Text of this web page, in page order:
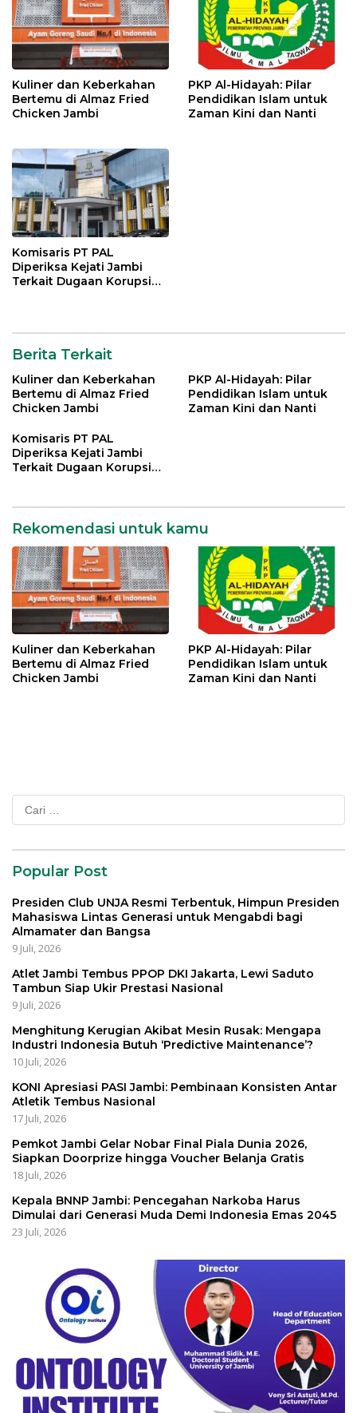
Kuliner dan Keberkahan
Bertemu di Almaz Fried
Chicken Jambi
PKP Al-Hidayah: Pilar
Pendidikan Islam untuk
Zaman Kini dan Nanti
Komisaris PT PAL
Diperiksa Kejati Jambi
Terkait Dugaan Korupsi
Berita Terkait
Kuliner dan Keberkahan
Bertemu di Almaz Fried
Chicken Jambi
PKP Al-Hidayah: Pilar
Pendidikan Islam untuk
Zaman Kini dan Nanti
Komisaris PT PAL
Diperiksa Kejati Jambi
Terkait Dugaan Korupsi
Rekomendasi untuk kamu
Kuliner dan Keberkahan
Bertemu di Almaz Fried
Chicken Jambi
PKP Al-Hidayah: Pilar
Pendidikan Islam untuk
Zaman Kini dan Nanti
Cari
untuk:
Popular Post
Presiden Club UNJA Resmi Terbentuk, Himpun Presiden
Mahasiswa Lintas Generasi untuk Mengabdi bagi
Almamater dan Bangsa
9 Juli, 2026
Atlet Jambi Tembus PPOP DKI Jakarta, Lewi Saduto
Tambun Siap Ukir Prestasi Nasional
9 Juli, 2026
Menghitung Kerugian Akibat Mesin Rusak: Mengapa
Industri Indonesia Butuh ‘Predictive Maintenance’?
10 Juli, 2026
KONI Apresiasi PASI Jambi: Pembinaan Konsisten Antar
Atletik Tembus Nasional
17 Juli, 2026
Pemkot Jambi Gelar Nobar Final Piala Dunia 2026,
Siapkan Doorprize hingga Voucher Belanja Gratis
18 Juli, 2026
Kepala BNNP Jambi: Pencegahan Narkoba Harus
Dimulai dari Generasi Muda Demi Indonesia Emas 2045
23 Juli, 2026